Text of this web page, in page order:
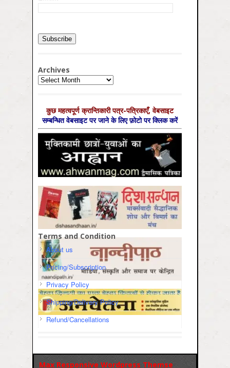
Archives
Archives
कुछ महत्‍वपूर्ण क्रान्तिकारी पत्र-पत्रिकाएँ, वेबसाइट
सम्‍बन्धित वेबसाइट पर जाने के लिए फ़ोटो पर क्लिक करें
Terms and Condition
About us
Pricing/Subscription
Privacy Policy
Shipping/Delivery Policy
Refund/Cancellations
Max Responsive Wordpress Themse